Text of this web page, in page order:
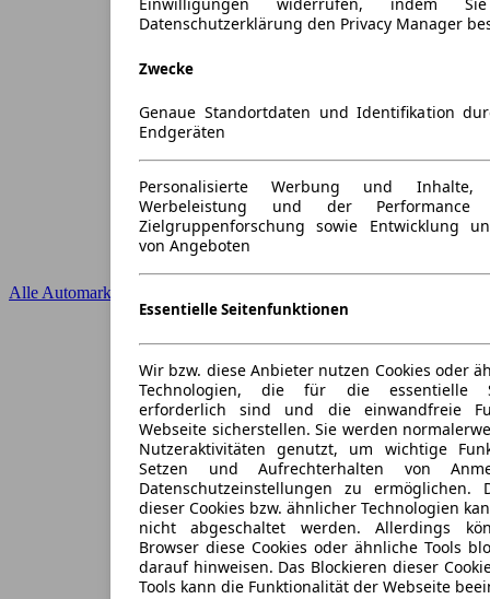
Einwilligungen widerrufen, indem
Datenschutzerklärung den Privacy Manager
Zwecke
Genaue Standortdaten und Identifikation
Endgeräten
Personalisierte Werbung und Inhalte,
Werbeleistung und der
Zielgruppenforschung sowie Entwicklung
von Angeboten
Essentielle Seitenfunktionen
Wir bzw. diese Anbieter nutzen Cookies oder
Technologien, die für die essentielle
erforderlich sind und die einwandfreie
Webseite sicherstellen. Sie werden
Nutzeraktivitäten genutzt, um wichtige
Setzen und Aufrechterhalten von
Datenschutzeinstellungen zu ermöglichen.
dieser Cookies bzw. ähnlicher Technologien
nicht abgeschaltet werden. Allerdings
Browser diese Cookies oder ähnliche Tools
darauf hinweisen. Das Blockieren dieser
Tools kann die Funktionalität der Webseite
Alle Automarken